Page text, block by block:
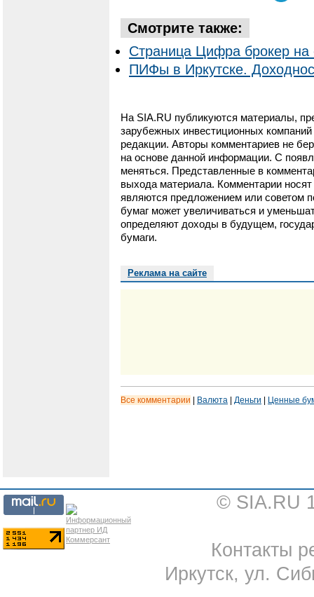
Смотрите также:
Страница Цифра брокер на
ПИФы в Иркутске.
На SIA.RU публикуются материалы,
зарубежных инвестиционных
редакции. Авторы комментариев не
на основе данной информации. С
меняться. Представленные в
выхода материала. Комментарии
являются предложением или советом
бумаг может увеличиваться и
определяют доходы в будущем,
бумаги.
Реклама на сайте
Все комментарии Валюта Деньги Ценные
© SIA.RU
Контакты
Иркутск, ул.